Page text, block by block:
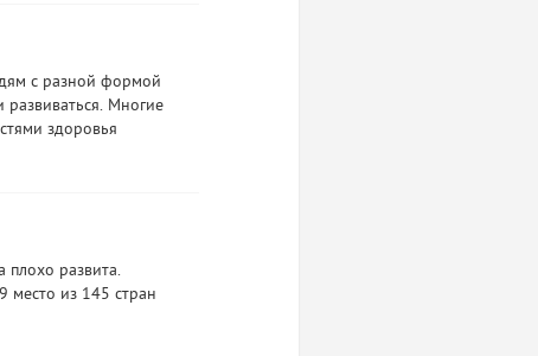
с разной формой
развиваться. Многие
здоровья
плохо развита.
место из 145 стран